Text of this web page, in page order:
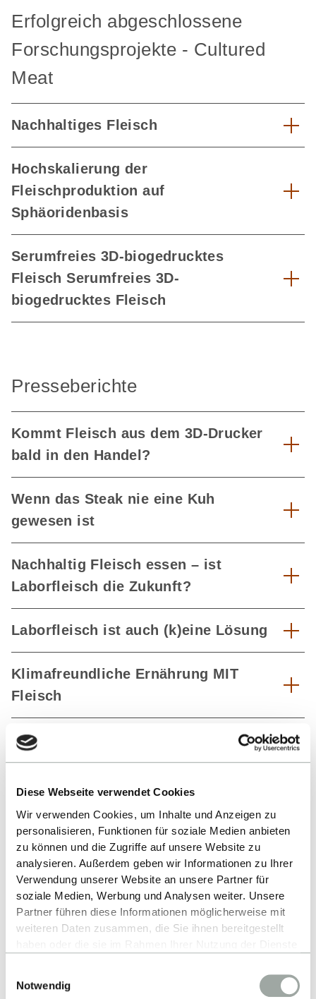
Diese Webseite verwendet Cookies
Wir verwenden Cookies, um Inhalte und Anzeigen zu
personalisieren, Funktionen für soziale Medien anbieten
zu können und die Zugriffe auf unsere Website zu
analysieren. Außerdem geben wir Informationen zu Ihrer
Verwendung unserer Website an unsere Partner für
soziale Medien, Werbung und Analysen weiter. Unsere
Partner führen diese Informationen möglicherweise mit
weiteren Daten zusammen, die Sie ihnen bereitgestellt
Alles zum Thema Cookies und personenbezogene
Datenverarbeitung entnehmen Sie unserer
Notwendig
Erfolgreich abgeschlossene
Forschungsprojekte - Cultured
Meat
Nachhaltiges Fleisch
Hochskalierung der
Fleischproduktion auf
Sphäoridenbasis
Serumfreies 3D-biogedrucktes
Fleisch Serumfreies 3D-
biogedrucktes Fleisch
Presseberichte
Kommt Fleisch aus dem 3D-Drucker
bald in den Handel?
Wenn das Steak nie eine Kuh
gewesen ist
Nachhaltig Fleisch essen – ist
Laborfleisch die Zukunft?
Laborfleisch ist auch (k)eine Lösung
Klimafreundliche Ernährung MIT
Fleisch
Fleisch ohne Tierleid – geht das?
Pionierarbeit bei der In-Vitro-Fleisch-
Forschung
Schnitzel ohne Schwein
Fleisch aus dem Drucker
Laborfleisch - Essen ohne Tiere zu